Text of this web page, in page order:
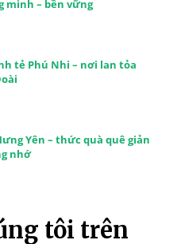
minh – bền vững
tẻ Phú Nhi – nơi lan tỏa
Yên – thức quà quê giản
nhớ
tôi trên